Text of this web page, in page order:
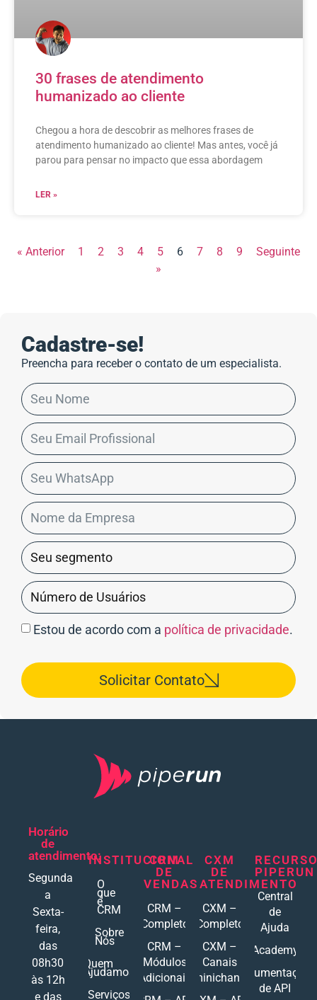
30 frases de atendimento
humanizado ao cliente
Chegou a hora de descobrir as melhores frases de
atendimento humanizado ao cliente! Mas antes, você já
parou para pensar no impacto que essa abordagem
LER »
« Anterior 1 2 3 4 5 6 7 8 9
Seguinte
»
Cadastre-se!
Preencha para receber o contato de um especialista.
Estou de acordo com a política de privacidade.
Solicitar Contato
Horário
de
atendimento:
Segunda
a
Sexta-
feira,
das
08h30
às 12h
e das
INSTITUCIONAL
O
que
é
CRM
Sobre
Nós
Quem
Ajudamos
Serviços
CRM
DE
VENDAS
CRM –
Completo
CRM –
Módulos
Adicionais
CXM
DE
ATENDIMENTO
CXM –
Completo
CXM –
Canais
Ominichannel
PIPERUN
Central
de
Ajuda
Academy
Documentações
de API